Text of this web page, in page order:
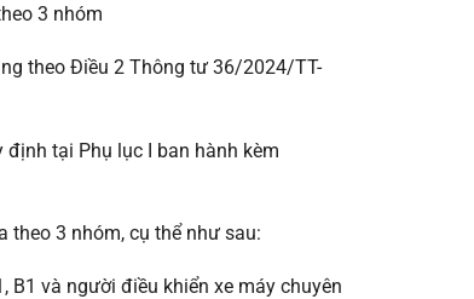
3 nhóm
theo Điều 2 Thông tư 36/2024/TT-
tại Phụ lục I ban hành kèm
theo 3 nhóm, cụ thể như sau:
B1 và người điều khiển xe máy chuyên